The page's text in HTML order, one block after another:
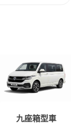
九座箱型車